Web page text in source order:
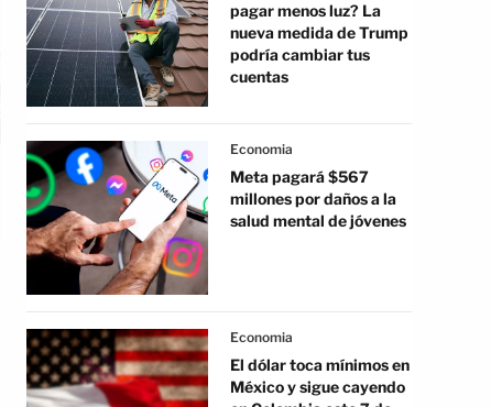
pagar menos luz? La
nueva medida de Trump
podría cambiar tus
cuentas
Economia
Meta pagará $567
millones por daños a la
salud mental de jóvenes
Economia
El dólar toca mínimos en
México y sigue cayendo